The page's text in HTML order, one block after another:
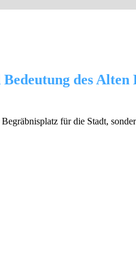
des
für die Stadt,